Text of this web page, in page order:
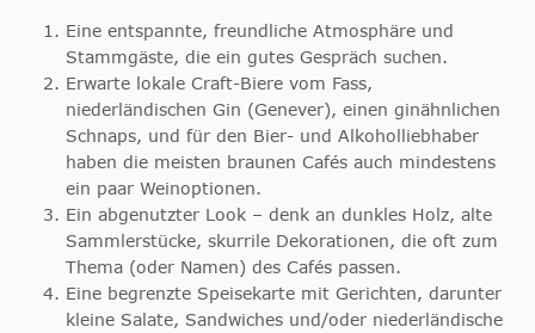
Eine entspannte, freundliche Atmosphäre und
Stammgäste, die ein gutes Gespräch suchen.
Erwarte lokale Craft-Biere vom Fass,
niederländischen Gin (Genever), einen ginähnlichen
Schnaps, und für den Bier- und Alkoholliebhaber
haben die meisten braunen Cafés auch mindestens
ein paar Weinoptionen.
Ein abgenutzter Look – denk an dunkles Holz, alte
Sammlerstücke, skurrile Dekorationen, die oft zum
Thema (oder Namen) des Cafés passen.
Eine begrenzte Speisekarte mit Gerichten, darunter
kleine Salate, Sandwiches und/oder niederländische